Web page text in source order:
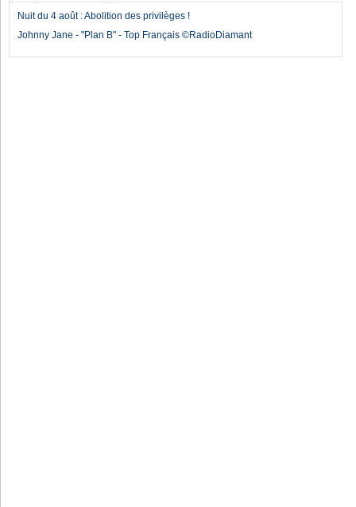
Nuit du 4 août : Abolition des privilèges !
Johnny Jane - "Plan B" - Top Français ©RadioDiamant